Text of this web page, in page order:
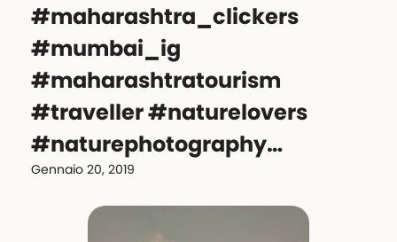
#maharashtra_clickers
#mumbai_ig
#maharashtratourism
#traveller #naturelovers
#naturephotography…
Gennaio 20, 2019